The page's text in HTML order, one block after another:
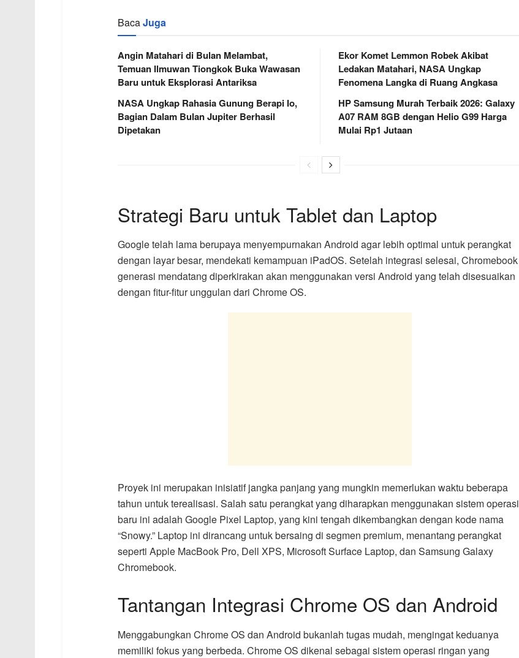
BacaJuga
Angin Matahari di Bulan Melambat,
Temuan Ilmuwan Tiongkok Buka Wawasan
Baru untuk Eksplorasi Antariksa
NASA Ungkap Rahasia Gunung Berapi Io,
Bagian Dalam Bulan Jupiter Berhasil
Dipetakan
Ekor Komet Lemmon Robek Akibat
Ledakan Matahari, NASA Ungkap
Fenomena Langka di Ruang Angkasa
HP Samsung Murah Terbaik 2026: Galaxy
A07 RAM 8GB dengan Helio G99 Harga
Mulai Rp1 Jutaan
Strategi Baru untuk Tablet dan Laptop
Google telah lama berupaya menyempurnakan Android agar lebih optimal untuk perangkat
dengan layar besar, mendekati kemampuan iPadOS. Setelah integrasi selesai, Chromebook
generasi mendatang diperkirakan akan menggunakan versi Android yang telah disesuaikan
dengan fitur-fitur unggulan dari Chrome OS.
Proyek ini merupakan inisiatif jangka panjang yang mungkin memerlukan waktu beberapa
tahun untuk terealisasi. Salah satu perangkat yang diharapkan menggunakan sistem operasi
baru ini adalah Google Pixel Laptop, yang kini tengah dikembangkan dengan kode nama
“Snowy.” Laptop ini dirancang untuk bersaing di segmen premium, menantang perangkat
seperti Apple MacBook Pro, Dell XPS, Microsoft Surface Laptop, dan Samsung Galaxy
Chromebook.
Tantangan Integrasi Chrome OS dan Android
Menggabungkan Chrome OS dan Android bukanlah tugas mudah, mengingat keduanya
memiliki fokus yang berbeda. Chrome OS dikenal sebagai sistem operasi ringan yang